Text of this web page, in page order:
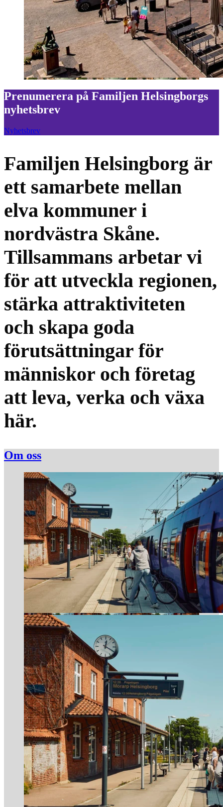
Prenumerera på Familjen Helsingborgs
nyhetsbrev
Nyhetsbrev
Familjen Helsingborg är
ett samarbete mellan
elva kommuner i
nordvästra Skåne.
Tillsammans arbetar vi
för att utveckla regionen,
stärka attraktiviteten
och skapa goda
förutsättningar för
människor och företag
att leva, verka och växa
här.
Om oss